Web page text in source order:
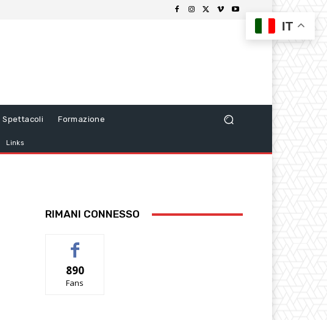
Spettacoli Formazione
Links
RIMANI CONNESSO
890
Fans
IT